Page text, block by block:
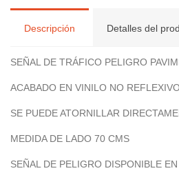
Descripción Detalles del
SEÑAL DE TRÁFICO PELIGRO
ACABADO EN VINILO NO
SE PUEDE ATORNILLAR
MEDIDA DE LADO 70 CMS
SEÑAL DE PELIGRO DISPONIBLE